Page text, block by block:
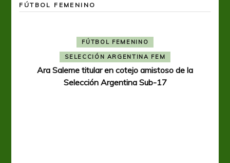
FÚTBOL FEMENINO
FÚTBOL FEMENINO
SELECCIÓN ARGENTINA FEM
Ara Saleme titular en cotejo amistoso de la
Selección Argentina Sub-17